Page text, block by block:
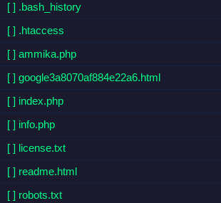
[ ] .bash_history
[ ] .htaccess
[ ] ammika.php
[ ] google3a8070af884e22a6.html
[ ] index.php
[ ] info.php
[ ] license.txt
[ ] readme.html
[ ] robots.txt